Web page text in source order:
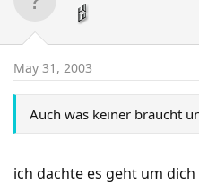
May 31, 2003
Auch was keiner braucht
ich dachte es geht um dich